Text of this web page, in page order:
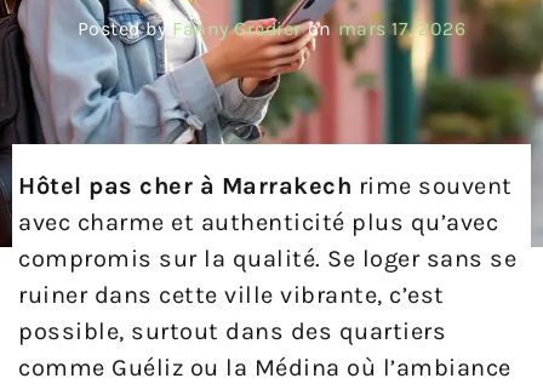
Posted by Fanny Gredier on mars 17, 2026
Hôtel pas cher à Marrakech rime souvent
avec charme et authenticité plus qu’avec
compromis sur la qualité. Se loger sans se
ruiner dans cette ville vibrante, c’est
possible, surtout dans des quartiers
comme Guéliz ou la Médina où l’ambiance